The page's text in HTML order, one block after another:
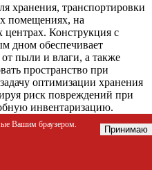
хранения, транспортировки
помещениях, на
центрах. Конструкция с
дном обеспечивает
пыли и влаги, а также
пространство при
оптимизации хранения
риск повреждений при
инвентаризацию.
Вашим браузером.
Принимаю